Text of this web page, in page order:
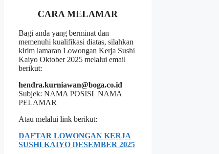
CARA MELAMAR
Bagi anda yang berminat dan
memenuhi kualifikasi diatas, silahkan
kirim lamaran Lowongan Kerja Sushi
Kaiyo Oktober 2025 melalui email
berikut:
hendra.kurniawan@boga.co.id
Subjek: NAMA POSISI_NAMA
PELAMAR
Atau melalui link berikut:
DAFTAR LOWONGAN KERJA
SUSHI KAIYO DESEMBER 2025